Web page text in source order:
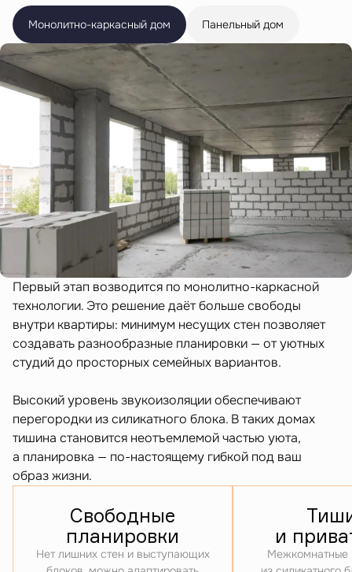
Монолитно-каркасный дом Панельный дом
Первый этап возводится по монолитно-каркасной
технологии. Это решение даёт больше свободы
внутри квартиры: минимум несущих стен позволяет
создавать разнообразные планировки — от уютных
студий до просторных семейных вариантов.
Высокий уровень звукоизоляции обеспечивают
перегородки из силикатного блока. В таких домах
тишина становится неотъемлемой частью уюта,
а планировка — по-настоящему гибкой под ваш
образ жизни.
Свободные
планировки
Нет лишних стен и выступающих
и
Межкомнатные